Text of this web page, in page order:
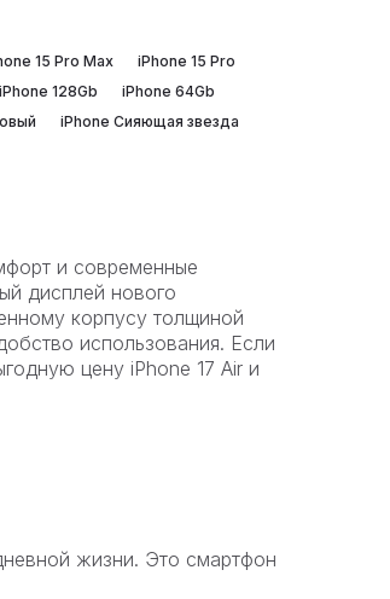
15 Pro Max
iPhone 15 Pro
iPhone 128Gb
iPhone 64Gb
iPhone Сияющая звезда
и современные
дисплей нового
корпусу толщиной
использования. Если
цену iPhone 17 Air и
жизни. Это смартфон